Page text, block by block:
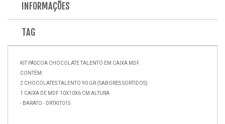
INFORMAÇÕES
TAG
KIT PÁSCOA CHOCOLATE TALENTO EM CAIXA MDF
CONTÉM:
2 CHOCOLATES TALENTO 90 GR (SABORES SORTIDOS)
1 CAIXA DE MDF 10X10X6 CM ALTURA
- BARATO - DRTKIT015